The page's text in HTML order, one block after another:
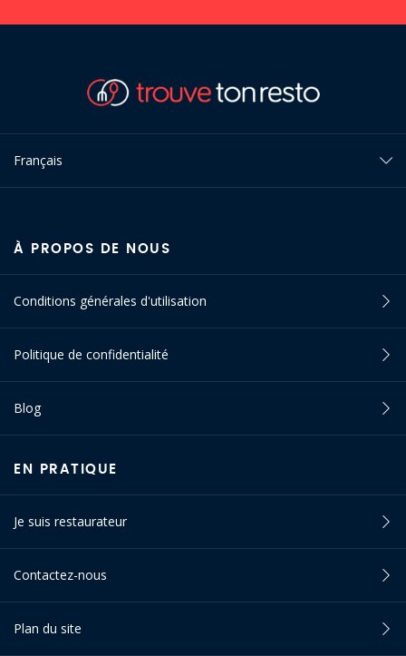
Français
À PROPOS DE NOUS
Conditions générales d'utilisation
Politique de confidentialité
Blog
EN PRATIQUE
Je suis restaurateur
Contactez-nous
Plan du site